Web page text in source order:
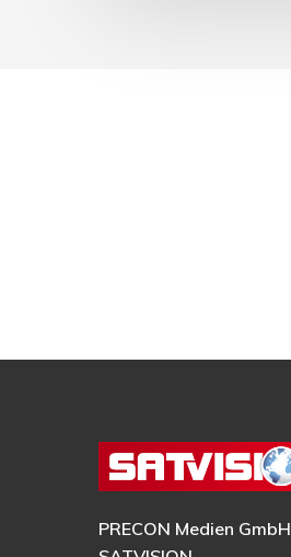
PRECON Medien GmbH